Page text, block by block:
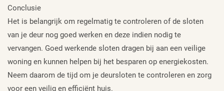
Conclusie
Het is belangrijk om regelmatig te controleren of de sloten
van je deur nog goed werken en deze indien nodig te
vervangen. Goed werkende sloten dragen bij aan een veilige
woning en kunnen helpen bij het besparen op energiekosten.
Neem daarom de tijd om je deursloten te controleren en zorg
voor een veilig en efficiënt huis.